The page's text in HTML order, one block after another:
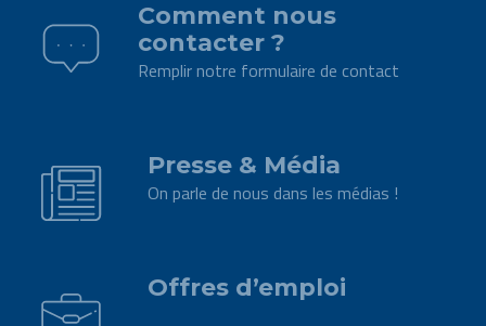
Comment nous
contacter ?
Remplir notre formulaire de contact
Presse & Média
On parle de nous dans les médias !
Offres d’emploi